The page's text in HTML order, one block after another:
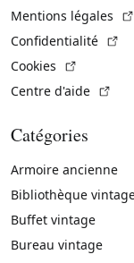
Mentions légales
Confidentialité
Cookies
Centre d'aide
Catégories
Armoire ancienne
Bibliothèque
Buffet vintage
Bureau vintage